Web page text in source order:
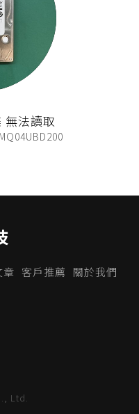
無法讀取
章 客戶推薦
關於我們
Ltd.